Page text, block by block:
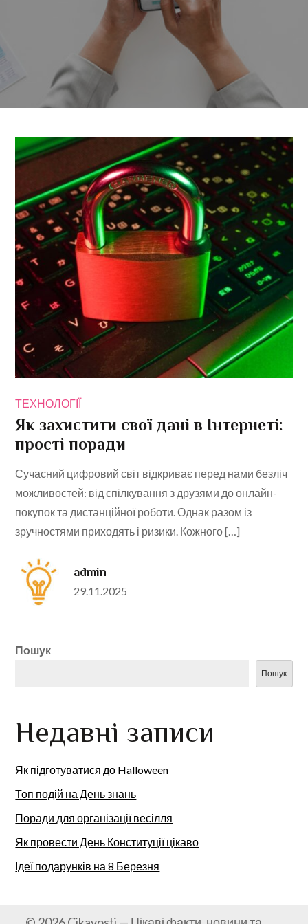
ТЕХНОЛОГІЇ
Як захистити свої дані в Інтернеті:
прості поради
Сучасний цифровий світ відкриває перед нами безліч
можливостей: від спілкування з друзями до онлайн-
покупок та дистанційної роботи. Однак разом із
зручностями приходять і ризики. Кожного […]
admin
Posted
29.11.2025
Пошук
Пошук
Недавні записи
Як підготуватися до Halloween
Топ подій на День знань
Поради для організації весілля
Як провести День Конституції цікаво
Ідеї подарунків на 8 Березня